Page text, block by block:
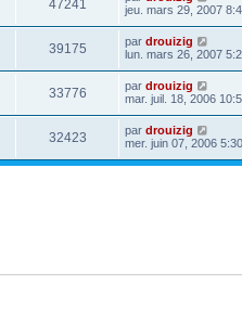
47241
jeu. mars 29, 2007
39175 par drouizig
lun. mars 26, 2007
33776 par drouizig
mar. juil. 18, 2006
32423 par drouizig
mer. juin 07, 2006